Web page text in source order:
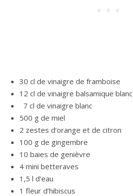
30 cl de vinaigre de framboise
12 cl de vinaigre balsamique blanc
7 cl de vinaigre blanc
500 g de miel
2 zestes d’orange et de citron
100 g de gingembre
10 baies de genièvre
4 mini betteraves
1,5 l d’eau
1 fleur d’hibiscus